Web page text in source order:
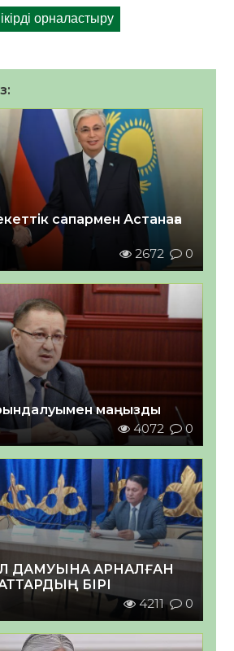
сапармен Астанаға
2672 0
маңызды
4072 0
ДАМУЫНА АРНАЛҒАН
БІРІ
4211 0